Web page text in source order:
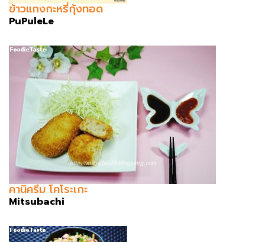
ข้าวแกงกะหรี่กุ้งทอด
PuPuleLe
คานิครีม โคโระเกะ
Mitsubachi